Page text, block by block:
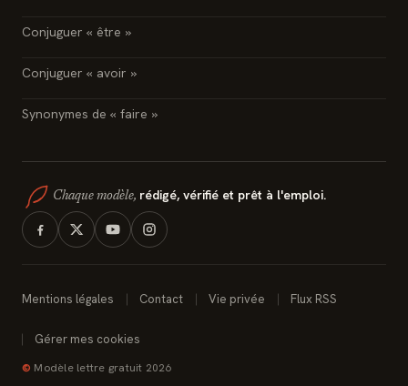
Conjuguer « être »
Conjuguer « avoir »
Synonymes de « faire »
Chaque modèle, rédigé, vérifié et prêt à l'emploi.
Mentions légales Contact Vie privée Flux RSS
Gérer mes cookies
© Modèle lettre gratuit 2026